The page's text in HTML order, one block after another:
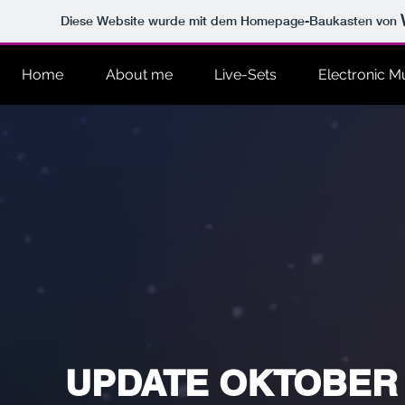
Diese Website wurde mit dem Homepage-Baukasten von
Home About me Live-Sets Electronic
UPDATE